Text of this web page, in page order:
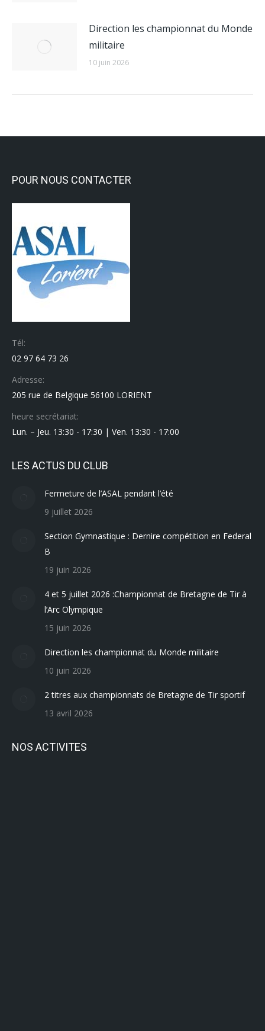
Direction les championnat du Monde
militaire
10 juin 2026
POUR NOUS CONTACTER
Tél:
02 97 64 73 26
Adresse:
205 rue de Belgique 56100 LORIENT
heure secrétariat:
Lun. – Jeu. 13:30 - 17:30 | Ven. 13:30 - 17:00
LES ACTUS DU CLUB
Fermeture de l’ASAL pendant l’été
9 juillet 2026
Section Gymnastique : Dernire compétition en Federal
B
19 juin 2026
4 et 5 juillet 2026 :Championnat de Bretagne de Tir à
l’Arc Olympique
15 juin 2026
Direction les championnat du Monde militaire
10 juin 2026
2 titres aux championnats de Bretagne de Tir sportif
13 avril 2026
NOS ACTIVITES